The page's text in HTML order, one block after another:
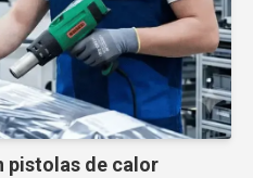
pistolas de calor